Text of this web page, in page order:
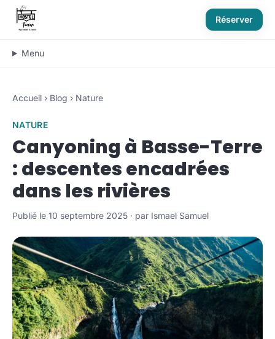
Réserver
Menu
Accueil › Blog › Nature
NATURE
Canyoning à Basse-Terre
: descentes encadrées
dans les rivières
Publié le 10 septembre 2025 · par Ismael Samuel